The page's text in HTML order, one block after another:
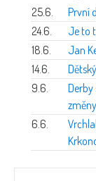
25.6.
První
24.6.
Je to
18.6.
Jan
14.6.
9.6.
Derby
změny
6.6.